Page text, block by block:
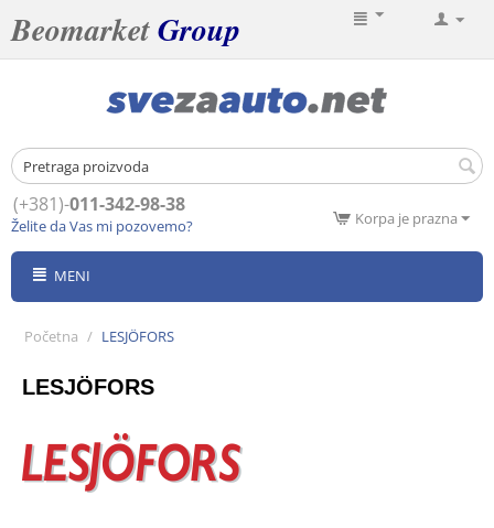
BeomarketGroup
(+381)-011-342-98-38
Želite da Vas mi pozovemo? Korpa je prazna
MENI
Početna / LESJÖFORS
LESJÖFORS